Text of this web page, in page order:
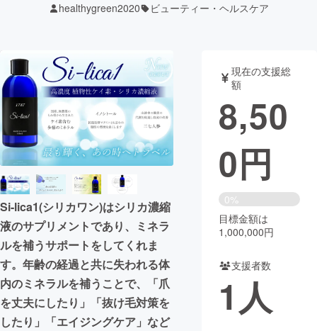
テクノロジー・ガジェット
映像・映画 書籍・雑誌
ビジネス・起業 チャレンジ
まちづくり・地域活性化
CAMPFIRE for Social Good
CAMPFIRE Creation
CAMPFIREふるさと納税machi-ya コミュニティ
healthygreen2020 ビューティー・ヘルスケア
Si-lica1(シリカワン)はシリカ濃縮
液のサプリメントであり、ミネラ
ルを補うサポートをしてくれま
す。年齢の経過と共に失われる体
内のミネラルを補うことで、「爪
を丈夫にしたり」「抜け毛対策を
したり」「エイジングケア」など
現在の支援総
額
8,50
0円
0%
目標金額は
1,000,000円
支援者数
1人